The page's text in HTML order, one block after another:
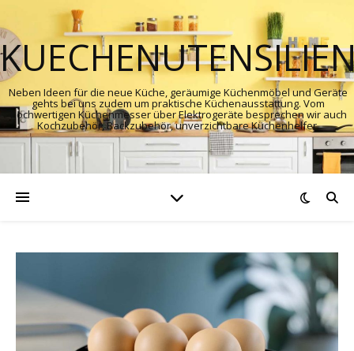
Neben Ideen für die neue Küche, geräumige Küchenmöbel und Geräte
gehts bei uns zudem um praktische Küchenausstattung. Vom
hochwertigen Küchenmesser über Elektrogeräte besprechen wir auch
Kochzubehör, Backzubehör, unverzichtbare Küchenhelfer.